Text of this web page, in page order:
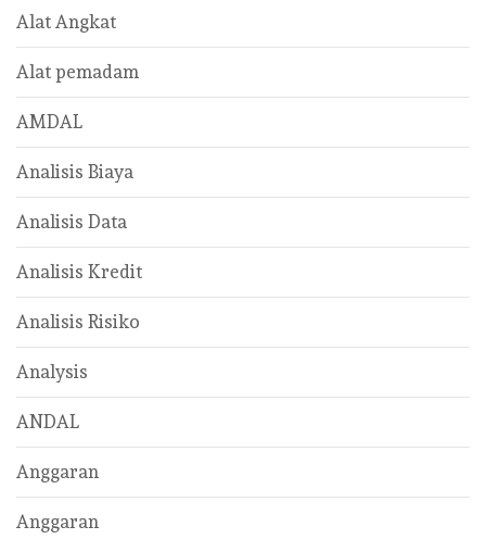
Alat Angkat
Alat pemadam
AMDAL
Analisis Biaya
Analisis Data
Analisis Kredit
Analisis Risiko
Analysis
ANDAL
Anggaran
Anggaran